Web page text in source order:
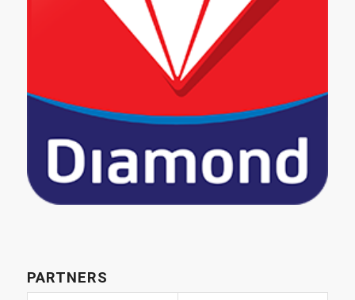
PARTNERS